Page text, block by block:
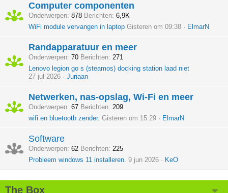
Computer componenten
Onderwerpen 878 Berichten 6,9K
WiFi module vervangen in laptop Gisteren om 09:38 ElmarN
Randapparatuur en meer
Onderwerpen 70 Berichten 271
Lenovo legion go s (steamos) docking station laad niet
27 jul 2026
Juriaan
Netwerken, nas-opslag, Wi-Fi en meer
Onderwerpen 67 Berichten 209
wifi en bluetooth zender. Gisteren om 15:29 ElmarN
Software
Onderwerpen 62 Berichten 225
Probleem windows 11 installeren. 9 jun 2026 KeO
The Box